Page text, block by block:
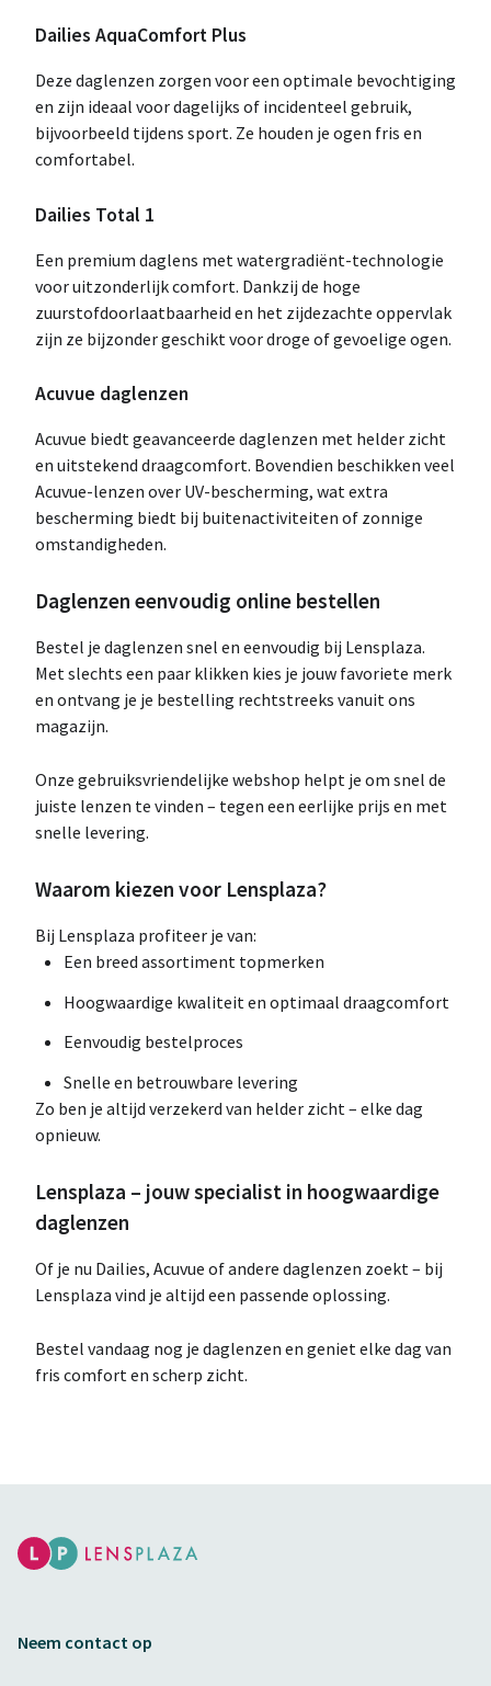
Dailies AquaComfort Plus
Deze daglenzen zorgen voor een optimale bevochtiging
en zijn ideaal voor dagelijks of incidenteel gebruik,
bijvoorbeeld tijdens sport. Ze houden je ogen fris en
comfortabel.
Dailies Total 1
Een premium daglens met watergradiënt-technologie
voor uitzonderlijk comfort. Dankzij de hoge
zuurstofdoorlaatbaarheid en het zijdezachte oppervlak
zijn ze bijzonder geschikt voor droge of gevoelige ogen.
Acuvue daglenzen
Acuvue biedt geavanceerde daglenzen met helder zicht
en uitstekend draagcomfort. Bovendien beschikken veel
Acuvue-lenzen over UV-bescherming, wat extra
bescherming biedt bij buitenactiviteiten of zonnige
omstandigheden.
Daglenzen eenvoudig online bestellen
Bestel je daglenzen snel en eenvoudig bij Lensplaza.
Met slechts een paar klikken kies je jouw favoriete merk
en ontvang je je bestelling rechtstreeks vanuit ons
magazijn.
Onze gebruiksvriendelijke webshop helpt je om snel de
juiste lenzen te vinden – tegen een eerlijke prijs en met
snelle levering.
Waarom kiezen voor Lensplaza?
Bij Lensplaza profiteer je van:
Een breed assortiment topmerken
Hoogwaardige kwaliteit en optimaal draagcomfort
Eenvoudig bestelproces
Snelle en betrouwbare levering
Zo ben je altijd verzekerd van helder zicht – elke dag
opnieuw.
Lensplaza – jouw specialist in hoogwaardige
daglenzen
Of je nu Dailies, Acuvue of andere daglenzen zoekt – bij
Lensplaza vind je altijd een passende oplossing.
Bestel vandaag nog je daglenzen en geniet elke dag van
fris comfort en scherp zicht.
Neem contact op